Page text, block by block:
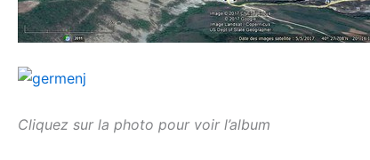
Cliquez sur la photo pour voir l’album